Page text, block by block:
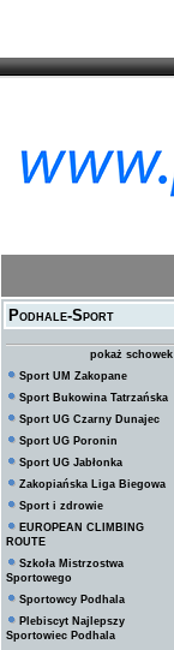
Podhale-Sport
pokaż schowek
Sport UM Zakopane
Sport Bukowina Tatrzańska
Sport UG Czarny Dunajec
Sport UG Poronin
Sport UG Jabłonka
Zakopiańska Liga Biegowa
Sport i zdrowie
EUROPEAN CLIMBING
ROUTE
Szkoła Mistrzostwa
Sportowego
Sportowcy Podhala
Plebiscyt Najlepszy
Sportowiec Podhala